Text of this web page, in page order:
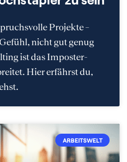
Projekte –
nicht gut genug
ist das Imposter-
Hier erfährst du,
ARBEITSWELT